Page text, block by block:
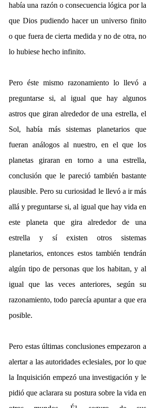
había una razón o consecuencia lógica por la
que Dios pudiendo hacer un universo finito
o que fuera de cierta medida y no de otra, no
lo hubiese hecho infinito.
Pero éste mismo razonamiento lo llevó a
preguntarse si, al igual que hay algunos
astros que giran alrededor de una estrella, el
Sol, había más sistemas planetarios que
fueran análogos al nuestro, en el que los
planetas giraran en torno a una estrella,
conclusión que le pareció también bastante
plausible. Pero su curiosidad le llevó a ir más
allá y preguntarse si, al igual que hay vida en
este planeta que gira alrededor de una
estrella y sí existen otros sistemas
planetarios, entonces estos también tendrán
algún tipo de personas que los habitan, y al
igual que las veces anteriores, según su
razonamiento, todo parecía apuntar a que era
posible.
Pero estas últimas conclusiones empezaron a
alertar a las autoridades eclesiales, por lo que
la Inquisición empezó una investigación y le
pidió que aclarara su postura sobre la vida en